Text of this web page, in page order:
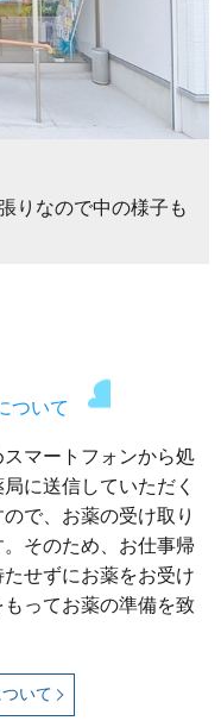
りなので中の様子も
ついて
マートフォンから処
に送信していただく
で、お薬の受け取り
そのため、お仕事帰
せずにお薬をお受け
ってお薬の準備を致
いて